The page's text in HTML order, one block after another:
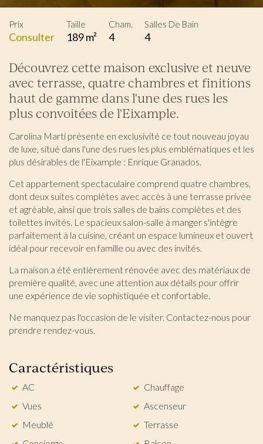
Prix
Consulter
Taille
189 m²
Cham.
4
Salles De Bain
4
Découvrez cette maison exclusive et neuve
avec terrasse, quatre chambres et finitions
haut de gamme dans l'une des rues les
plus convoitées de l'Eixample.
Carolina Martí présente en exclusivité ce tout nouveau joyau
de luxe, situé dans l'une des rues les plus emblématiques et les
plus désirables de l'Eixample : Enrique Granados.
Cet appartement spectaculaire comprend quatre chambres,
dont deux suites complètes avec accès à une terrasse privée
et agréable, ainsi que trois salles de bains complètes et des
toilettes invités. Le spacieux salon-salle à manger s'intègre
parfaitement à la cuisine, créant un espace lumineux et ouvert
idéal pour recevoir en famille ou avec des invités.
La maison a été entièrement rénovée avec des matériaux de
première qualité, avec une attention aux détails pour offrir
une expérience de vie sophistiquée et confortable.
Ne manquez pas l'occasion de le visiter. Contactez-nous pour
prendre rendez-vous.
Caractéristiques
AC
Chauffage
Vues
Ascenseur
Meublé
Terrasse
Modifier les cookies
informations afin d'améliorer nos services. Si vous
continuez à naviguer, vous acceptez leur installation.
L'utilisateur a la possibilité de configurer son navigateur,
pouvant, s'il le souhaite, empêcher leur installation sur son
disque dur, même s'il doit garder à l'esprit qu'une telle
action peut entraîner des difficultés de navigation sur le
site.